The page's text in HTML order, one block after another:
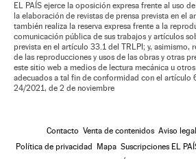
EL PAÍS ejerce la oposición expresa frente al uso
la elaboración de revistas de prensa prevista en el
también realiza la reserva expresa frente a la
comunicación pública de sus trabajos y artículos
prevista en el artículo 33.1 del TRLPI; y, asimismo,
de las reproducciones y usos de las obras y otras
este sitio web a medios de lectura mecánica u
adecuados a tal fin de conformidad con el artículo
24/2021, de 2 de noviembre
Contacto Venta de contenidos Aviso legal
Política de privacidad
Mapa Suscripciones EL